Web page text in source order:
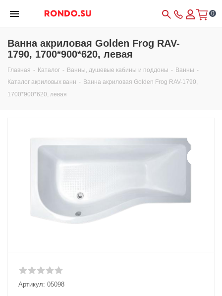
0
Ванна акриловая Golden Frog RAV-
1790, 1700*900*620, левая
Главная - Каталог - Ванны, душевые кабины и поддоны - Ванны -
Каталог акриловых ванн - Ванна акриловая Golden Frog RAV-1790,
1700*900*620, левая
Артикул: 05098